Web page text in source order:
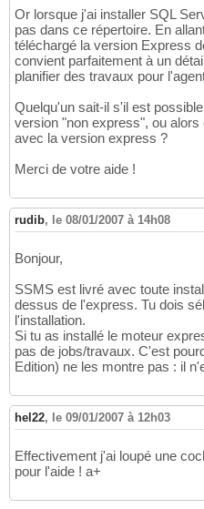
Or lorsque j'ai installer SQL
pas dans ce répertoire. En
téléchargé la version Express
convient parfaitement à un
planifier des travaux pour
Quelqu'un sait-il s'il est
version "non express", ou
avec la version express ?
Merci de votre aide !
rudib, le 08/01/2007 à 14h08
Bonjour,
SSMS est livré avec toute
dessus de l'express. Tu dois
l'installation.
Si tu as installé le moteur
pas de jobs/travaux. C'est
Edition) ne les montre pas : il
hel22, le 09/01/2007 à 12h03
Effectivement j'ai loupé une
pour l'aide ! a+